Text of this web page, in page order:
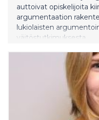
auttoivat opiskelijoita
argumentaation
lukiolaisten
väitöstutkimuksesta.